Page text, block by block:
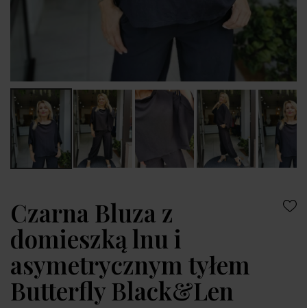
Czarna Bluza z
domieszką lnu i
asymetrycznym tyłem
Butterfly Black&Len